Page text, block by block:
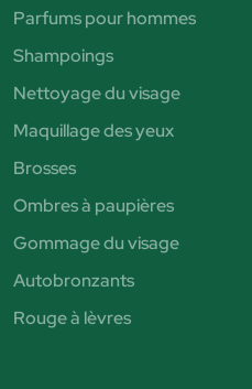
Parfums pour hommes
Shampoings
Nettoyage du visage
Maquillage des yeux
Brosses
Ombres à paupières
Gommage du visage
Autobronzants
Rouge à lèvres